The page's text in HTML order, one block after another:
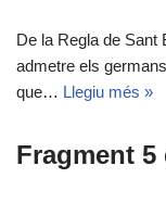
De la Regla de Sant
admetre els
que… Llegiu més »
Fragment 5